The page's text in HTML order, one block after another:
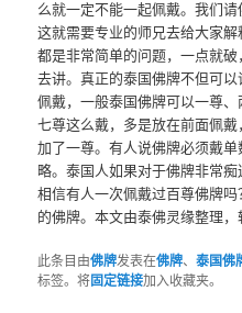
么就一定不能一起佩戴。我们请
这就需要专业的师兄去给大家
都是非常简单的问题，一点就
去讲。真正的泰国佛牌不但可
佩戴，一般泰国佛牌可以一尊、
七尊这么戴，多是放在前面佩
加了一尊。有人说佛牌必须戴
略。泰国人如果对于佛牌非常
相信有人一次佩戴过百尊佛牌
的佛牌。本文由泰佛灵缘整理
此条目由佛牌发表在佛牌、泰国佛
标签。将固定链接加入收藏夹。